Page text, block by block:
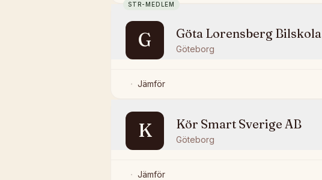
STR-MEDLEM
G Göta Lorensberg Bilskola
Göteborg
Jämför
K Kör Smart Sverige AB
Göteborg
Jämför